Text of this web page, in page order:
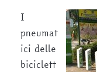
I
pneumat
ici delle
biciclett